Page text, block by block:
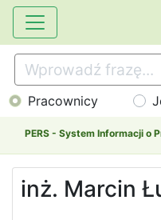
Pracownicy
PERS - System Informacji o
inż. Marcin